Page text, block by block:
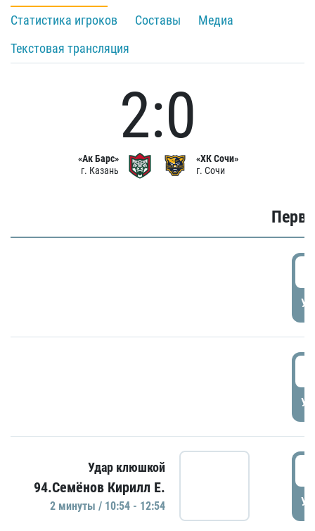
Статистика игроков
Составы
Медиа
Текстовая трансляция
«Ак Барс»
г. Казань
2:0
«ХК Сочи»
г. Сочи
Удар клюшкой
94.Семёнов Кирилл Е.
2 минуты / 10:54 - 12:54